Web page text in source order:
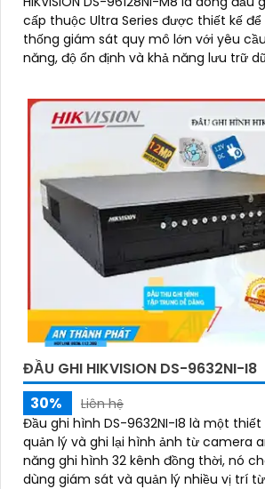
cấp thuộc Ultra Series được thiết kế
thống giám sát quy mô lớn với yêu
năng, độ ổn định và khả năng lưu trữ
ĐẦU GHI HIKVISION DS-9632NI-I8
30%
Liên hệ
Đầu ghi hình DS-9632NI-I8 là một
quản lý và ghi lại hình ảnh từ camera an
năng ghi hình 32 kênh đồng thời, nó
dùng giám sát và quản lý nhiều vị trí